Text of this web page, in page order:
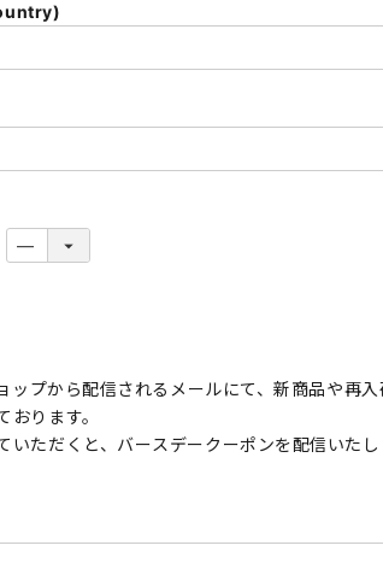
ップから配信されるメールにて、新商品や再入
ります。
いただくと、バースデークーポンを配信いた